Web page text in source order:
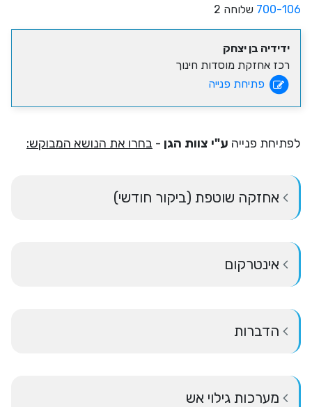
700-106 שלוחה 2
ידידיה בן יצחק
רכז אחזקת מוסדות חינוך
פתיחת פנייה
לפתיחת פנייה ע"י צוות הגן - בחרו את הנושא המבוקש:
אחזקה שוטפת (ביקור חודשי)
אינטרקום
הדברות
מערכות גילוי אש